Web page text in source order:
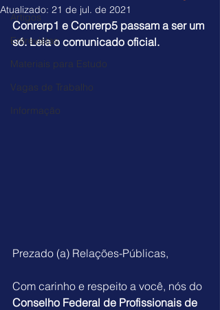
Artigos
Entrevistas
Materiais para Estudo
Vagas de Trabalho
Informação
Atualizado: 21 de jul. de 2021
Conrerp1 e Conrerp5 passam a ser um
só. Leia o comunicado oficial.
Prezado (a) Relações-Públicas,
Com carinho e respeito a você, nós do
Conselho Federal de Profissionais de